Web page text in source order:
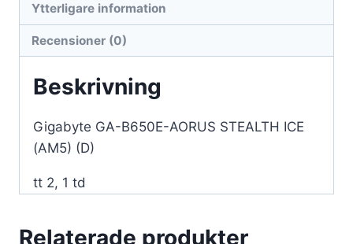
mängd
Ytterligare information
Recensioner (0)
Beskrivning
Gigabyte GA-B650E-AORUS STEALTH ICE
(AM5) (D)
tt 2, 1 td
Relaterade produkter